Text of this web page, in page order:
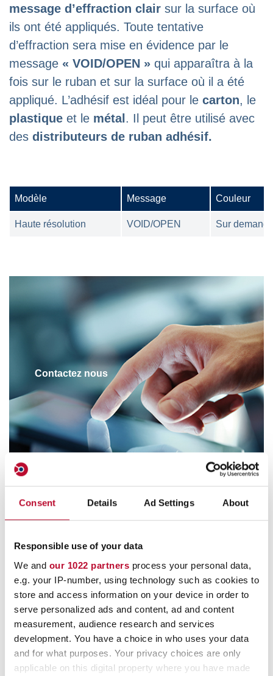
Consent Details Ad Settings About
Responsible use of your data
We and our 1022 partners process your personal data,
e.g. your IP-number, using technology such as cookies to
store and access information on your device in order to
serve personalized ads and content, ad and content
measurement, audience research and services
development. You have a choice in who uses your data
and for what purposes. Your privacy choices are only
applicable on this digital property where you have made
message d’effraction clair sur la surface où
ils ont été appliqués. Toute tentative
d’effraction sera mise en évidence par le
message « VOID/OPEN » qui apparaîtra à la
fois sur le ruban et sur la surface où il a été
appliqué. L’adhésif est idéal pour le carton, le
plastique et le métal . Il peut être utilisé avec
des distributeurs de ruban adhésif.
Modèle Message Couleur
Haute résolution VOID/OPEN Sur
Contactez nous
Service clientèle
0820 22 90 99
orfix – spécialistes du
traitement du polyéthylène